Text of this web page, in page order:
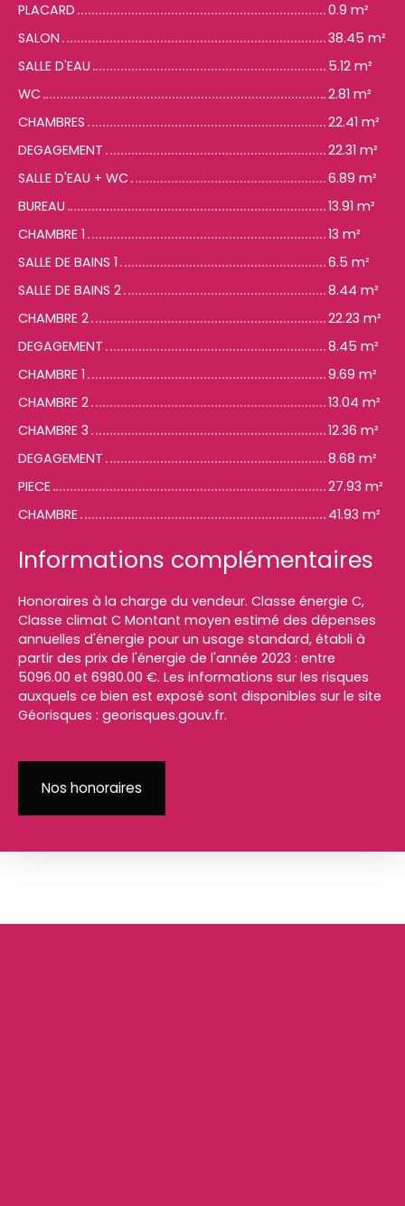
PLACARD
0.9 m²
SALON
38.45 m²
SALLE D'EAU
5.12 m²
WC
2.81 m²
CHAMBRES
22.41 m²
DEGAGEMENT
22.31 m²
SALLE D'EAU + WC
6.89 m²
BUREAU
13.91 m²
CHAMBRE 1
13 m²
SALLE DE BAINS 1
6.5 m²
SALLE DE BAINS 2
8.44 m²
CHAMBRE 2
22.23 m²
DEGAGEMENT
8.45 m²
CHAMBRE 1
9.69 m²
CHAMBRE 2
13.04 m²
CHAMBRE 3
12.36 m²
DEGAGEMENT
8.68 m²
PIECE
27.93 m²
CHAMBRE
41.93 m²
Informations complémentaires
Honoraires à la charge du vendeur. Classe énergie C,
Classe climat C Montant moyen estimé des dépenses
annuelles d'énergie pour un usage standard, établi à
partir des prix de l'énergie de l'année 2023 : entre
5096.00 et 6980.00 €. Les informations sur les risques
auxquels ce bien est exposé sont disponibles sur le site
Géorisques : georisques.gouv.fr.
Nos honoraires